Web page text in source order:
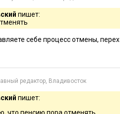
напоминаю, что цветовая
пишет:
себе процесс отмены,
редактор, Владивосток
пишет: